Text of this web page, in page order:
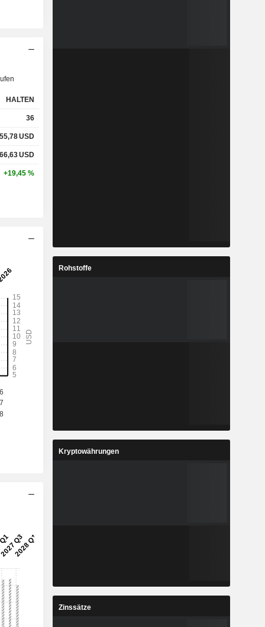
HALTEN
36
55,78USD
66,63USD
+19,45 %
Rohstoffe
Kryptowährungen
Zinssätze